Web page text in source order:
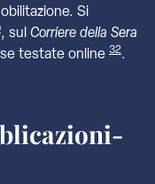
Si
, sul Corriere della Sera
testate online 32.